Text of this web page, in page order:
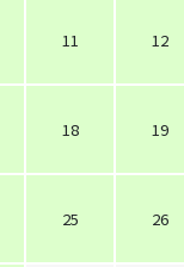
11 12
18 19
25 26